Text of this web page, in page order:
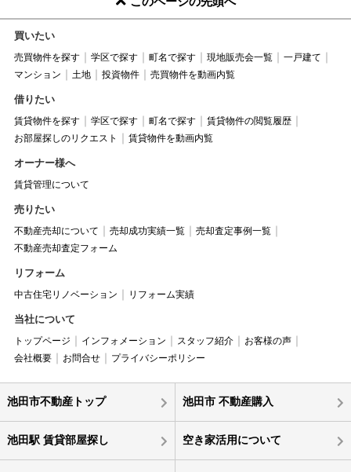
買いたい
売買物件を探す 学区で探す 町名で探す 現地販売会一覧
一戸建て
マンション
土地 投資物件 売買物件を動画内覧
借りたい
賃貸物件を探す 学区で探す 町名で探す
賃貸物件の閲覧履歴
お部屋探しのリクエスト
賃貸物件を動画内覧
オーナー様へ
賃貸管理について
売りたい
不動産売却について 売却成功実績一覧
売却査定事例一覧
不動産売却査定フォーム
リフォーム
中古住宅リノベーション リフォーム実績
当社について
トップページ インフォメーション スタッフ紹介
お客様の声
会社概要
お問合せ プライバシーポリシー
池田市不動産トップ 池田市 不動産購入
池田駅 賃貸部屋探し 空き家活用について